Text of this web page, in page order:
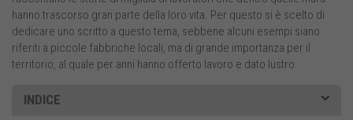
hanno trascorso gran parte della loro vita. Per questo si è scelto di
dedicare uno scritto a questo tema, sebbene alcuni esempi siano
riferiti a piccole fabbriche locali, ma di grande importanza per il
territorio, al quale per anni hanno offerto lavoro e dato lustro.
INDICE